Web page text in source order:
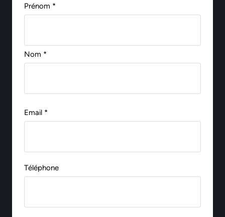
Prénom *
Nom *
Email *
Téléphone